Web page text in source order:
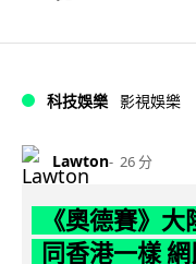
科技娛樂 影視娛樂
Lawton 26 分
《奧德賽》
同香港一樣